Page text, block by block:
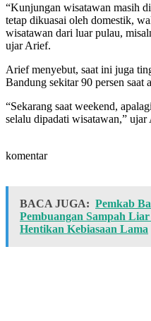
“Kunjungan wisatawan masih
tetap dikuasai oleh domestik,
wisatawan dari luar pulau,
ujar Arief.
Arief menyebut, saat ini juga
Bandung sekitar 90 persen saat
“Sekarang saat weekend,
selalu dipadati wisatawan,” ujar
komentar
BACA JUGA: Pemkab
Pembuangan Sampah
Hentikan Kebiasaan Lama